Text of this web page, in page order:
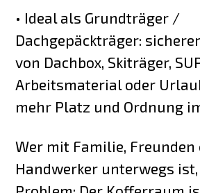
• Ideal als Grundträger /
Dachgepäckträger:
von Dachbox, Skiträger,
Arbeitsmaterial oder
mehr Platz und Ordnung
Wer mit Familie, Freunden
Handwerker unterwegs